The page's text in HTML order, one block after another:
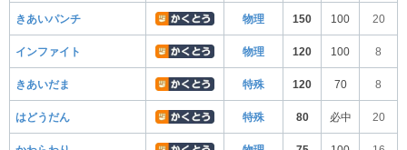
きあいパンチ 物理 150 100 20
インファイト 物理 120 100 8
きあいだま 特殊 120 70 8
はどうだん 特殊 80 必中 20